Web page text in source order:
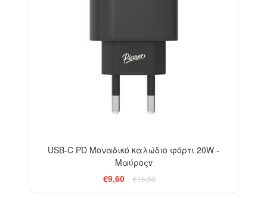
USB-C PD Μοναδικό καλώδιο φόρτι 20W -
Μαύροςv
€9,60
€15,60